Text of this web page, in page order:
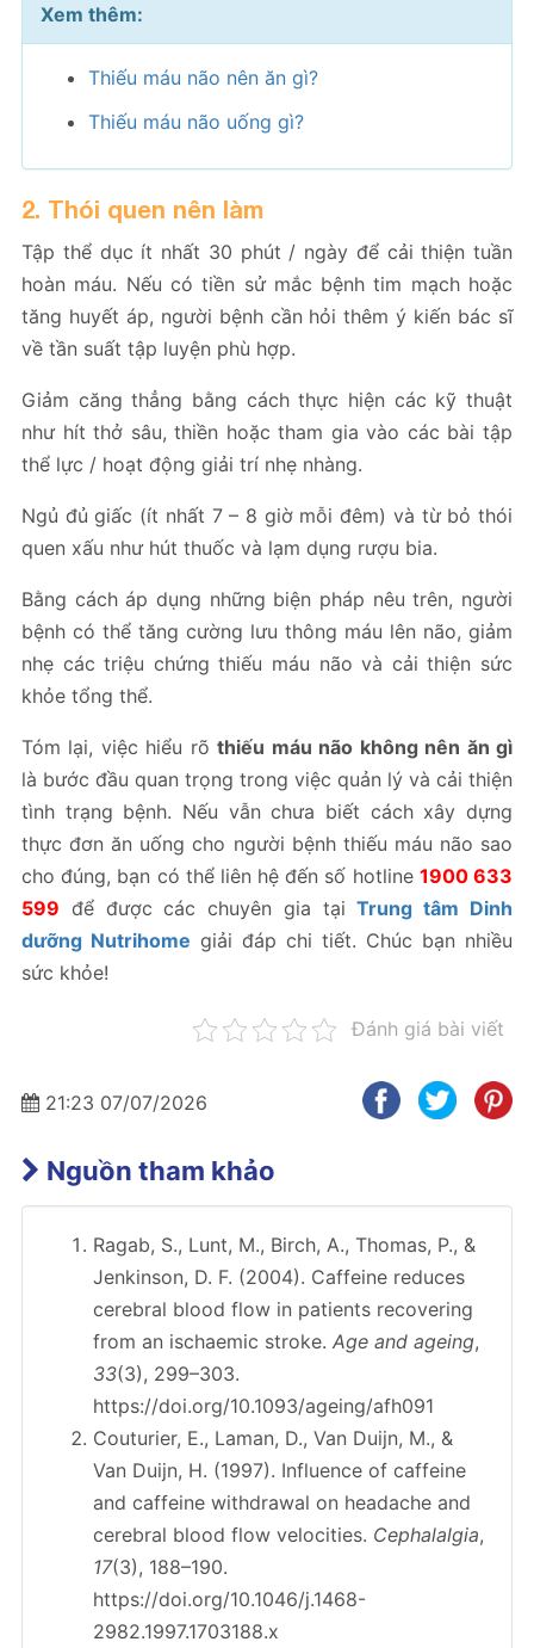
Xem thêm:
Thiếu máu não nên ăn gì?
Thiếu máu não uống gì?
2. Thói quen nên làm
Tập thể dục ít nhất 30 phút / ngày để cải thiện tuần
hoàn máu. Nếu có tiền sử mắc bệnh tim mạch hoặc
tăng huyết áp, người bệnh cần hỏi thêm ý kiến bác sĩ
về tần suất tập luyện phù hợp.
Giảm căng thẳng bằng cách thực hiện các kỹ thuật
như hít thở sâu, thiền hoặc tham gia vào các bài tập
thể lực / hoạt động giải trí nhẹ nhàng.
Ngủ đủ giấc (ít nhất 7 – 8 giờ mỗi đêm) và từ bỏ thói
quen xấu như hút thuốc và lạm dụng rượu bia.
Bằng cách áp dụng những biện pháp nêu trên, người
bệnh có thể tăng cường lưu thông máu lên não, giảm
nhẹ các triệu chứng thiếu máu não và cải thiện sức
khỏe tổng thể.
Tóm lại, việc hiểu rõthiếu máu não không nên ăn gì
là bước đầu quan trọng trong việc quản lý và cải thiện
tình trạng bệnh. Nếu vẫn chưa biết cách xây dựng
thực đơn ăn uống cho người bệnh thiếu máu não sao
cho đúng, bạn có thể liên hệ đến số hotline 1900 633
599 để được các chuyên gia tạiTrung tâm Dinh
dưỡng Nutrihome giải đáp chi tiết. Chúc bạn nhiều
sức khỏe!
Đánh giá bài viết
21:23 07/07/2026
Nguồn tham khảo
Ragab, S., Lunt, M., Birch, A., Thomas, P., &
Jenkinson, D. F. (2004). Caffeine reduces
cerebral blood flow in patients recovering
from an ischaemic stroke. Age and ageing,
33(3), 299–303.
https://doi.org/10.1093/ageing/afh091
Couturier, E., Laman, D., Van Duijn, M., &
Van Duijn, H. (1997). Influence of caffeine
and caffeine withdrawal on headache and
cerebral blood flow velocities. Cephalalgia,
17(3), 188–190.
https://doi.org/10.1046/j.1468-
2982.1997.1703188.x